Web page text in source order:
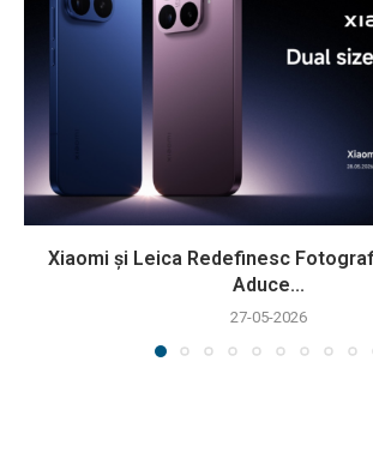
Xiaomi și Leica Redefinesc
Aduce...
27-05-2026